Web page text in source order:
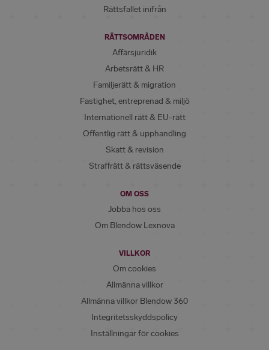
Rättsfallet inifrån
RÄTTSOMRÅDEN
Affärsjuridik
Arbetsrätt & HR
Familjerätt & migration
Fastighet, entreprenad & miljö
Internationell rätt & EU-rätt
Offentlig rätt & upphandling
Skatt & revision
Straffrätt & rättsväsende
OM OSS
Jobba hos oss
Om Blendow Lexnova
VILLKOR
Om cookies
Allmänna villkor
Allmänna villkor Blendow 360
Integritetsskyddspolicy
Inställningar för cookies